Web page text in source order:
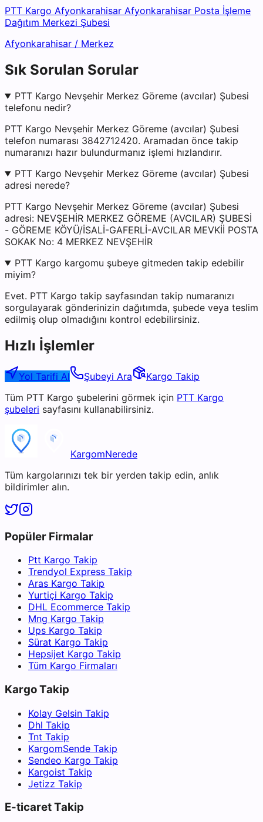
PTT Kargo Afyonkarahisar Afyonkarahisar Posta İşleme
Dağıtım Merkezi Şubesi
Afyonkarahisar / Merkez
Sık Sorulan Sorular
PTT Kargo Nevşehir Merkez Göreme (avcılar) Şubesi
telefonu nedir?
PTT Kargo Nevşehir Merkez Göreme (avcılar) Şubesi
telefon numarası 3842712420. Aramadan önce takip
numaranızı hazır bulundurmanız işlemi hızlandırır.
PTT Kargo Nevşehir Merkez Göreme (avcılar) Şubesi
adresi nerede?
PTT Kargo Nevşehir Merkez Göreme (avcılar) Şubesi
adresi: NEVŞEHİR MERKEZ GÖREME (AVCILAR) ŞUBESİ
- GÖREME KÖYÜ/İSALİ-GAFERLİ-AVCILAR MEVKİİ POSTA
SOKAK No: 4 MERKEZ NEVŞEHİR
PTT Kargo kargomu şubeye gitmeden takip edebilir
miyim?
Evet. PTT Kargo takip sayfasından takip numaranızı
sorgulayarak gönderinizin dağıtımda, şubede veya teslim
edilmiş olup olmadığını kontrol edebilirsiniz.
Hızlı İşlemler
Yol Tarifi Al Şubeyi Ara
Kargo Takip
Tüm PTT Kargo şubelerini görmek için PTT Kargo
şubeleri sayfasını kullanabilirsiniz.
KargomNerede
Tüm kargolarınızı tek bir yerden takip edin, anlık
bildirimler alın.
Popüler Firmalar
Ptt Kargo Takip
Trendyol Express Takip
Aras Kargo Takip
Yurtiçi Kargo Takip
DHL Ecommerce Takip
Mng Kargo Takip
Ups Kargo Takip
Sürat Kargo Takip
Hepsijet Kargo Takip
Tüm Kargo Firmaları
Kargo Takip
Kolay Gelsin Takip
Dhl Takip
Tnt Takip
KargomSende Takip
Sendeo Kargo Takip
Kargoist Takip
Jetizz Takip
E-ticaret Takip